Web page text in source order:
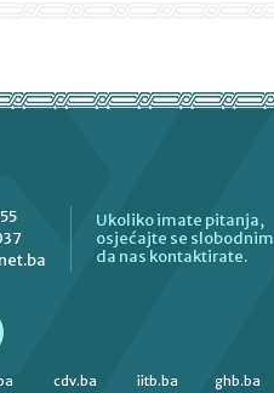
Ukoliko imate pitanja,
osjećajte se slobodnim
da nas kontaktirate.
cdv.ba iitb.ba ghb.ba